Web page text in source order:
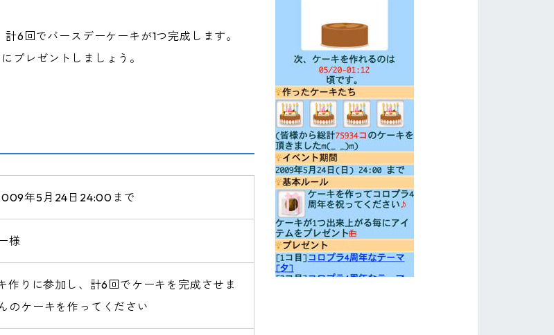
6回でバースデーケーキが1つ完成します。
プレゼントしましょう。
年5月24日24:00まで
様
作りに参加し、計6回でケーキを完成させま
のケーキを作ってください